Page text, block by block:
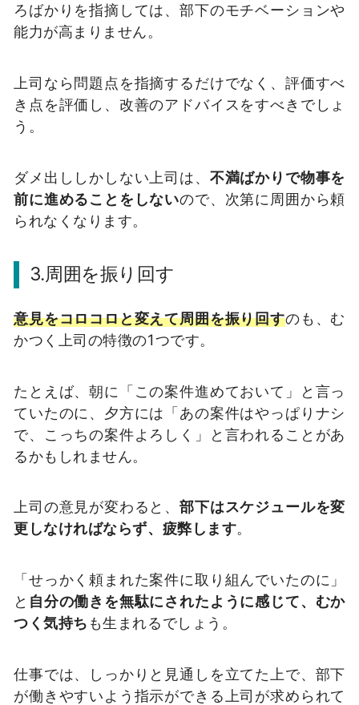
ろばかりを指摘しては、部下のモチベーションや
能力が高まりません。
上司なら問題点を指摘するだけでなく、評価すべ
き点を評価し、改善のアドバイスをすべきでしょ
う。
ダメ出ししかしない上司は、 不満ばかりで物事を
前に進めることをしないので、次第に周囲から頼
られなくなります。
3.周囲を振り回す
意見をコロコロと変えて周囲を振り回すのも、む
かつく上司の特徴の1つです。
たとえば、朝に「この案件進めておいて」と言っ
ていたのに、夕方には「あの案件はやっぱりナシ
で、こっちの案件よろしく」と言われることがあ
るかもしれません。
上司の意見が変わると、部下はスケジュールを変
更しなければならず、疲弊します。
「せっかく頼まれた案件に取り組んでいたのに」
と 自分の働きを無駄にされたように感じて、むか
つく気持ち も生まれるでしょう。
仕事では、しっかりと見通しを立てた上で、部下
が働きやすいよう指示ができる上司が求められて